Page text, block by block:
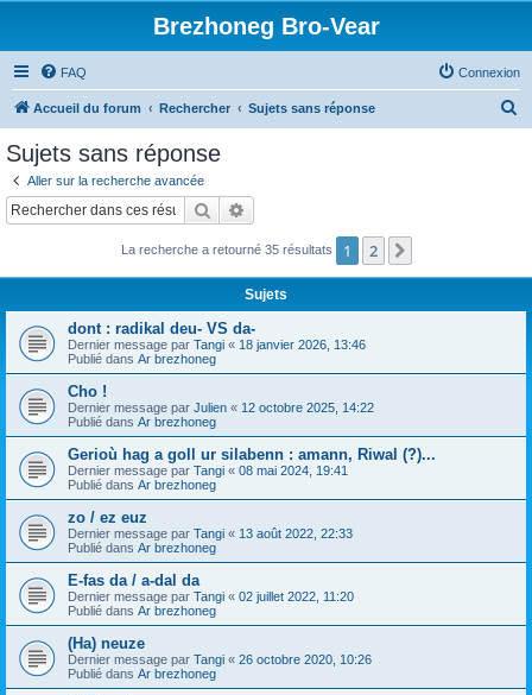
Brezhoneg Bro-Vear
FAQ Connexion
Accueil du forum Rechercher Sujets sans réponse
c
Sujets sans réponse
Aller sur la recherche avancée
Rechercher
La recherche a retourné 35 résultats 1 2
Sujets
dont : radikal deu- VS da-
Dernier message par Tangi « 18 janvier 2026, 13:46
Publié dans Ar brezhoneg
Cho !
Dernier message par Julien « 12 octobre 2025, 14:22
Publié dans Ar brezhoneg
Gerioù hag a goll ur silabenn : amann, Riwal (?)...
Dernier message par Tangi « 08 mai 2024, 19:41
Publié dans Ar brezhoneg
zo / ez euz
Dernier message par Tangi « 13 août 2022, 22:33
Publié dans Ar brezhoneg
E-fas da / a-dal da
Dernier message par Tangi « 02 juillet 2022, 11:20
Publié dans Ar brezhoneg
(Ha) neuze
Dernier message par Tangi « 26 octobre 2020, 10:26
Publié dans Ar brezhoneg